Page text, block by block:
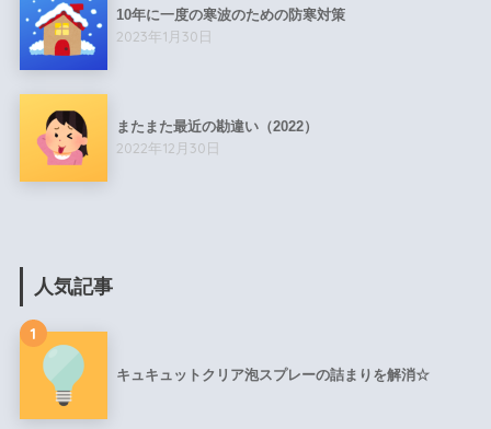
10年に一度の寒波のための防寒対策
2023年1月30日
またまた最近の勘違い（2022）
2022年12月30日
人気記事
1
キュキュットクリア泡スプレーの詰まりを解消☆